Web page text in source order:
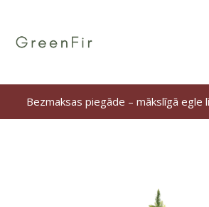
Bezmaksas piegāde – mākslīgā egle